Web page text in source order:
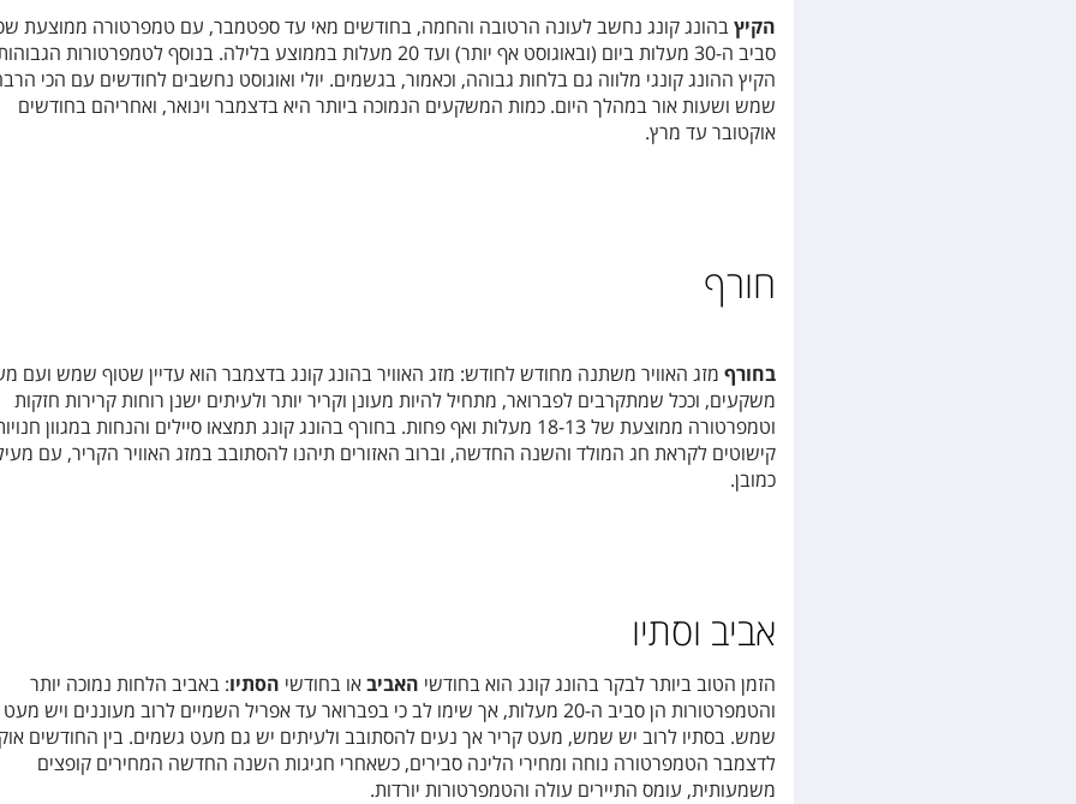
הקיץבהונג קונג נחשב לעונה הרטובה והחמה, בחודשים מאי עד ספטמבר, עם טמפרטורה ממוצעת
סביב ה-30 מעלות ביום (ובאוגוסט אף יותר) ועד 20 מעלות בממוצע בלילה. בנוסף לטמפרטורות
הקיץ ההונג קונגי מלווה גם בלחות גבוהה, וכאמור, בגשמים. יולי ואוגוסט נחשבים לחודשים עם הכי
שמש ושעות אור במהלך היום. כמות המשקעים הנמוכה ביותר היא בדצמבר וינואר, ואחריהם בחודשים
אוקטובר עד מרץ.
חורף
בחורף מזג האוויר משתנה מחודש לחודש: מזג האוויר בהונג קונג בדצמבר הוא עדיין שטוף שמש ועם
משקעים, וככל שמתקרבים לפברואר, מתחיל להיות מעונן וקריר יותר ולעיתים ישנן רוחות קרירות חזקות
וטמפרטורה ממוצעת של 18-13 מעלות ואף פחות. בחורף בהונג קונג תמצאו סיילים והנחות במגוון
קישוטים לקראת חג המולד והשנה החדשה, וברוב האזורים תיהנו להסתובב במזג האוויר הקריר, עם
כמובן.
אביב וסתיו
הזמן הטוב ביותר לבקר בהונג קונג הוא בחודשי האביבאו בחודשי הסתיו: באביב הלחות נמוכה יותר
והטמפרטורות הן סביב ה-20 מעלות, אך שימו לב כי בפברואר עד אפריל השמיים לרוב מעוננים ויש
שמש. בסתיו לרוב יש שמש, מעט קריר אך נעים להסתובב ולעיתים יש גם מעט גשמים. בין החודשים
לדצמבר הטמפרטורה נוחה ומחירי הלינה סבירים, כשאחרי חגיגות השנה החדשה המחירים קופצים
משמעותית, עומס התיירים עולה והטמפרטורות יורדות.